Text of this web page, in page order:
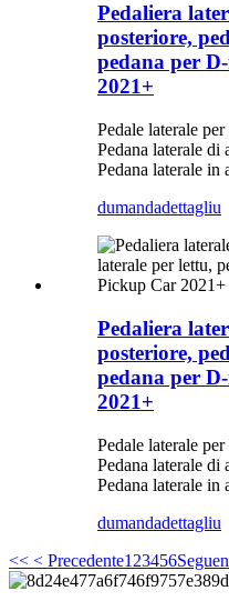
Pedaliera
posteriore,
pedana per
2021+
Pedale laterale
Pedana laterale di
Pedana laterale
dumandadettagliu
Pedaliera
posteriore,
pedana per
2021+
Pedale laterale
Pedana laterale di
Pedana laterale
dumandadettagliu
<< < Precedente1 23456